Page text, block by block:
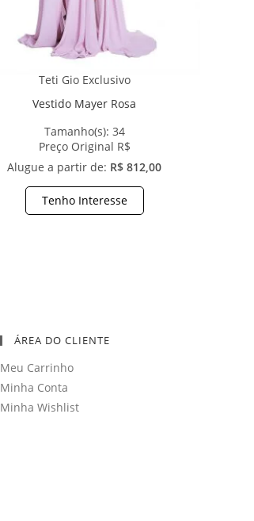
Teti Gio Exclusivo
Vestido Mayer Rosa
Tamanho(s): 34
Preço Original R$
Alugue a partir de: R$ 812,00
Tenho Interesse
ÁREA DO CLIENTE
Meu Carrinho
Minha Conta
Minha Wishlist